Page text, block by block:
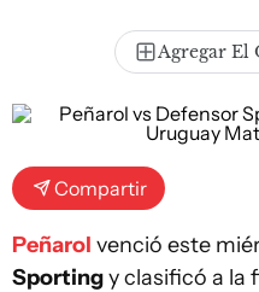
Agregar El
Compartir
Peñarol venció este
Sportingy clasificó a la